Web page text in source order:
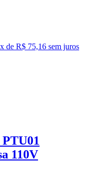
x de R$ 75,16 sem juros
110V